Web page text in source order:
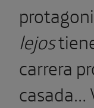
lejos
carrera
casada…